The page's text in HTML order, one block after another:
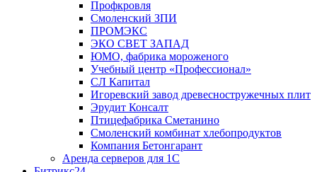
Профкровля
Смоленский ЗПИ
ПРОМЭКС
ЭКО СВЕТ ЗАПАД
ЮМО, фабрика мороженого
Учебный центр «Профессионал»
СЛ Капитал
Игоревский завод древесностружечных плит
Эрудит Консалт
Птицефабрика Сметанино
Смоленский комбинат хлебопродуктов
Компания Бетонгарант
Аренда серверов для 1С